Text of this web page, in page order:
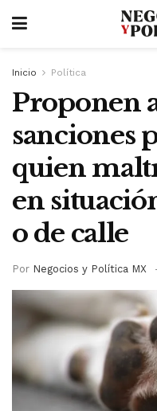
Inicio Política
Proponen
sanciones
quien
en
o de calle
Por Negocios y Política MX